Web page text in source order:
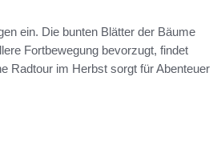
ein. Die bunten Blätter der Bäume
Fortbewegung bevorzugt, findet
Radtour im Herbst sorgt für Abenteuer